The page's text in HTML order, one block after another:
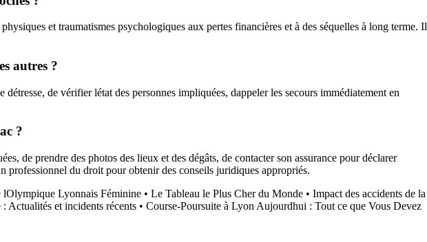
et traumatismes psychologiques aux pertes financières et à des séquelles à long terme. Il
autres ?
de vérifier létat des personnes impliquées, dappeler les secours immédiatement en
?
de prendre des photos des lieux et des dégâts, de contacter son assurance pour déclarer
professionnel du droit pour obtenir des conseils juridiques appropriés.
Lyonnais Féminine • Le Tableau le Plus Cher du Monde • Impact des accidents de la
Actualités et incidents récents • Course-Poursuite à Lyon Aujourdhui : Tout ce que Vous Devez